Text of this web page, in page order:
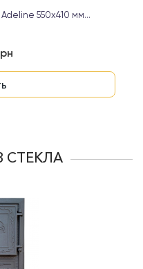
550х410 мм...
СТЕКЛА